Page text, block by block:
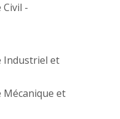
-
Industriel et
et